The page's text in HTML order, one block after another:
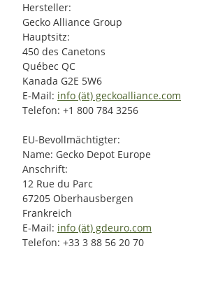
Hersteller:
Gecko Alliance Group
Hauptsitz:
450 des Canetons
Québec QC
Kanada G2E 5W6
E-Mail: info (ät) geckoalliance.com
Telefon: +1 800 784 3256
EU-Bevollmächtigter:
Name: Gecko Depot Europe
Anschrift:
12 Rue du Parc
67205 Oberhausbergen
Frankreich
E-Mail: info (ät) gdeuro.com
Telefon: +33 3 88 56 20 70